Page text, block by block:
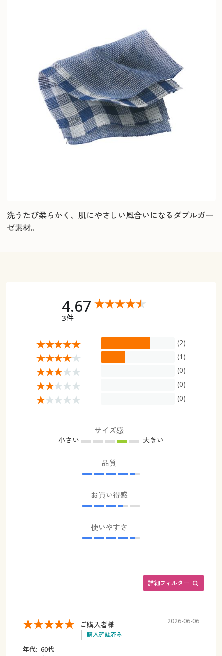
洗うたび柔らかく、肌にやさしい風合いになるダブルガー
ゼ素材。
4.67
3件
(2)
(1)
(0)
(0)
(0)
サイズ感
小さい 大きい
品質
お買い得感
使いやすさ
詳細フィルター
ご購入者様
購入確認済み
2026-06-06
年代: 60代